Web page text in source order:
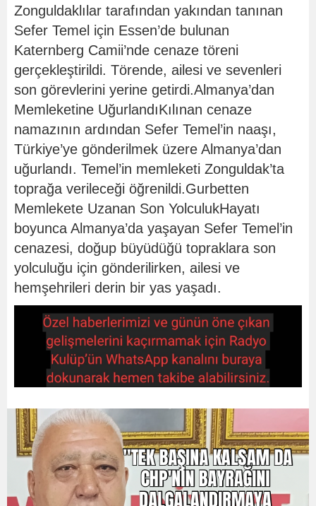
Zonguldaklılar tarafından yakından tanınan
Sefer Temel için Essen’de bulunan
Katernberg Camii’nde cenaze töreni
gerçekleştirildi. Törende, ailesi ve sevenleri
son görevlerini yerine getirdi.Almanya’dan
Memleketine UğurlandıKılınan cenaze
namazının ardından Sefer Temel’in naaşı,
Türkiye’ye gönderilmek üzere Almanya’dan
uğurlandı. Temel’in memleketi Zonguldak’ta
toprağa verileceği öğrenildi.Gurbetten
Memlekete Uzanan Son YolculukHayatı
boyunca Almanya’da yaşayan Sefer Temel’in
cenazesi, doğup büyüdüğü topraklara son
yolculuğu için gönderilirken, ailesi ve
hemşehrileri derin bir yas yaşadı.